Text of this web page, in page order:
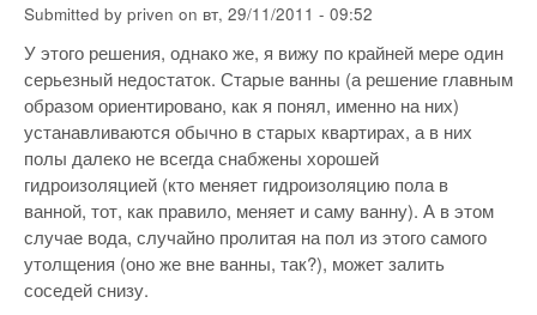
Submitted by priven on вт, 29/11/2011 - 09:52
У этого решения, однако же, я вижу по крайней мере один
серьезный недостаток. Старые ванны (а решение главным
образом ориентировано, как я понял, именно на них)
устанавливаются обычно в старых квартирах, а в них
полы далеко не всегда снабжены хорошей
гидроизоляцией (кто меняет гидроизоляцию пола в
ванной, тот, как правило, меняет и саму ванну). А в этом
случае вода, случайно пролитая на пол из этого самого
утолщения (оно же вне ванны, так?), может залить
соседей снизу.